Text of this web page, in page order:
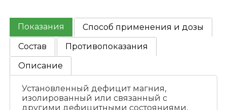
Показания
Способ применения и дозы
Состав
Противопоказания
Описание
Установленный дефицит магния,
изолированный или связанный с
другими дефицитными состояниями,